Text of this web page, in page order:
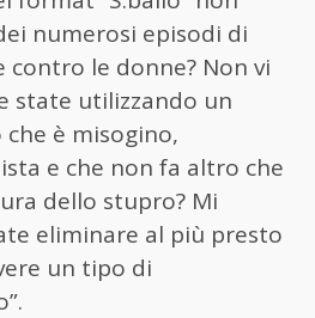
numerosi episodi di
contro le donne? Non vi
state utilizzando un
è misogino,
e che non fa altro che
dello stupro? Mi
eliminare al più presto
un tipo di